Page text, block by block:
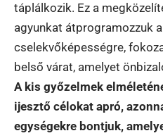
táplálkozik. Ez a
agyunkat átprogramozzuk
cselekvőképességre,
belső várat, amelyet
A kis győzelmek
ijesztő célokat apró,
egységekre bontjuk,